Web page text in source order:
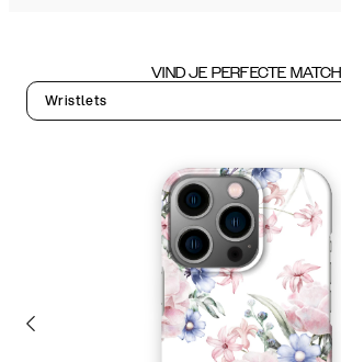
VIND JE PERFECTE MATCH
Wristlets